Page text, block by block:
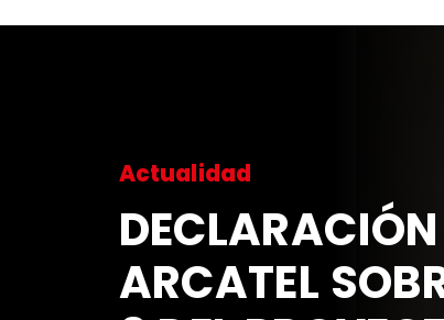
Actualidad
ARCATEL